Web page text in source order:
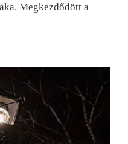
Megkezdődött a